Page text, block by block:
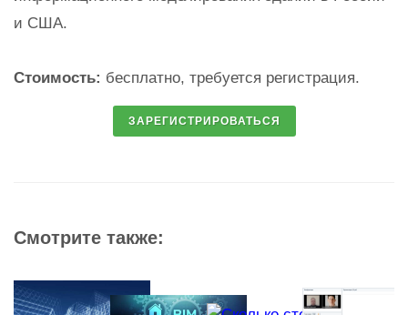
и США.
Стоимость: бесплатно, требуется регистрация.
Смотрите также: